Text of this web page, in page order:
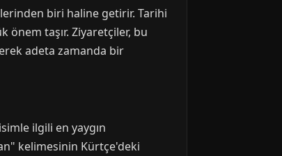
biri haline getirir. Tarihi
önem taşır. Ziyaretçiler, bu
adeta zamanda bir
ilgili en yaygın
kelimesinin Kürtçe'deki